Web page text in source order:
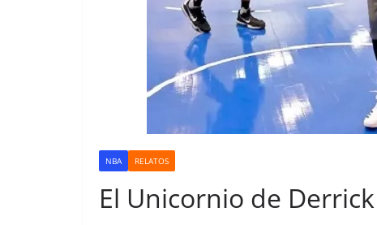
NBA RELATOS
El Unicornio de